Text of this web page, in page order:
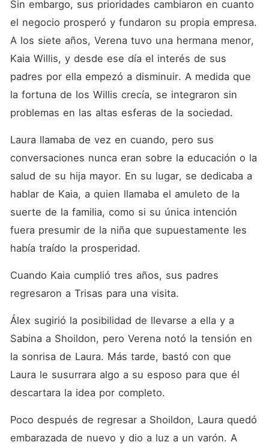
Sin embargo, sus prioridades cambiaron en cuanto
el negocio prosperó y fundaron su propia empresa.
A los siete años, Verena tuvo una hermana menor,
Kaia Willis, y desde ese día el interés de sus
padres por ella empezó a disminuir. A medida que
la fortuna de los Willis crecía, se integraron sin
problemas en las altas esferas de la sociedad.
Laura llamaba de vez en cuando, pero sus
conversaciones nunca eran sobre la educación o la
salud de su hija mayor. En su lugar, se dedicaba a
hablar de Kaia, a quien llamaba el amuleto de la
suerte de la familia, como si su única intención
fuera presumir de la niña que supuestamente les
había traído la prosperidad.
Cuando Kaia cumplió tres años, sus padres
regresaron a Trisas para una visita.
Álex sugirió la posibilidad de llevarse a ella y a
Sabina a Shoildon, pero Verena notó la tensión en
la sonrisa de Laura. Más tarde, bastó con que
Laura le susurrara algo a su esposo para que él
descartara la idea por completo.
Poco después de regresar a Shoildon, Laura quedó
embarazada de nuevo y dio a luz a un varón. A